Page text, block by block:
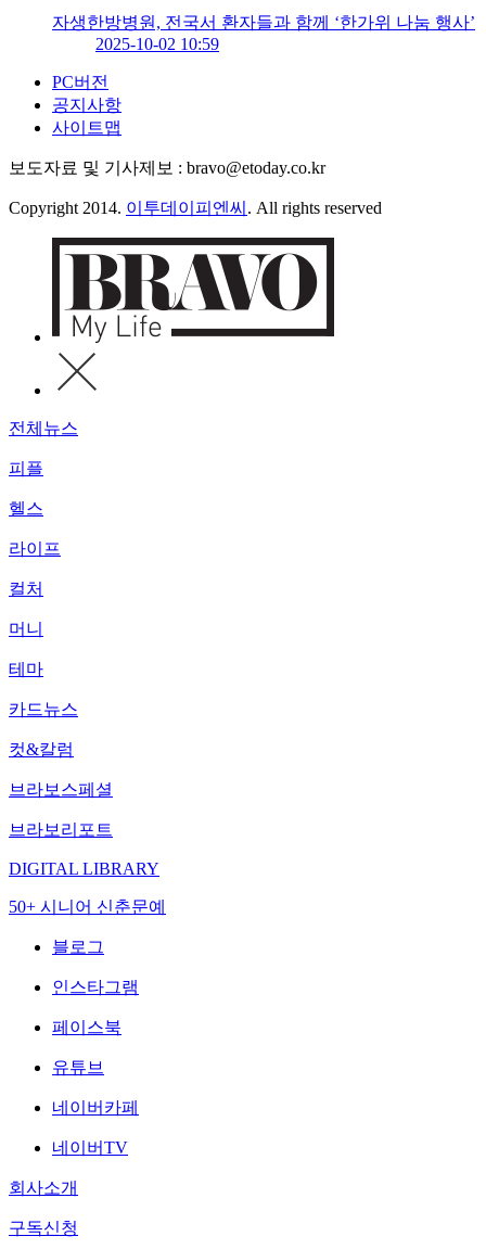
자생한방병원, 전국서 환자들과 함께 ‘한가위 나눔 행사’
2025-10-02 10:59
PC버전
공지사항
사이트맵
보도자료 및 기사제보 : bravo@etoday.co.kr
Copyright 2014. 이투데이피엔씨 . All rights reserved
전체뉴스
피플
헬스
라이프
컬처
머니
테마
카드뉴스
컷&칼럼
브라보스페셜
브라보리포트
DIGITAL LIBRARY
50+ 시니어 신춘문예
블로그
인스타그램
페이스북
유튜브
네이버카페
네이버TV
회사소개
구독신청